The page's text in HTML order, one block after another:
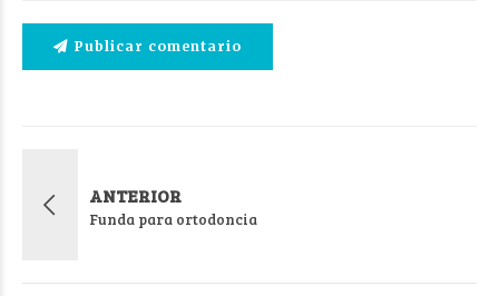
Publicar comentario
ANTERIOR
Funda para ortodoncia